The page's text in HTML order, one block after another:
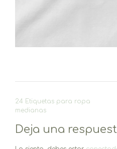
Navegación
de
24 Etiquetas para ropa
medianas
Deja una